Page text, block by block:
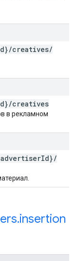
/creatives/
/creatives
в рекламном
advertiserId}/
.insertion